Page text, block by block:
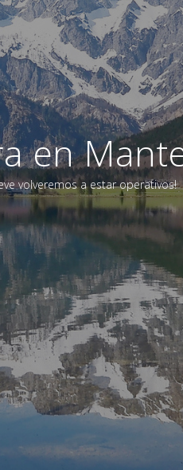
en
volveremos a estar operativos!